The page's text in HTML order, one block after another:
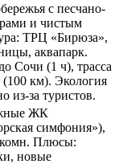
с песчано-
и чистым
ТРЦ «Бирюза»,
аквапарк.
Сочи (1 ч), трасса
км). Экология
из-за туристов.
ЖК
симфония»),
комн. Плюсы:
новые